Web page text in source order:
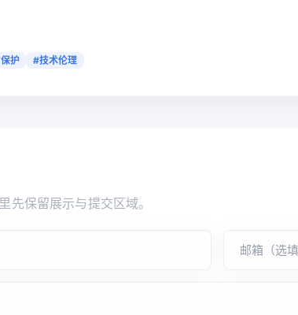
护 #技术伦理
先保留展示与提交区域。